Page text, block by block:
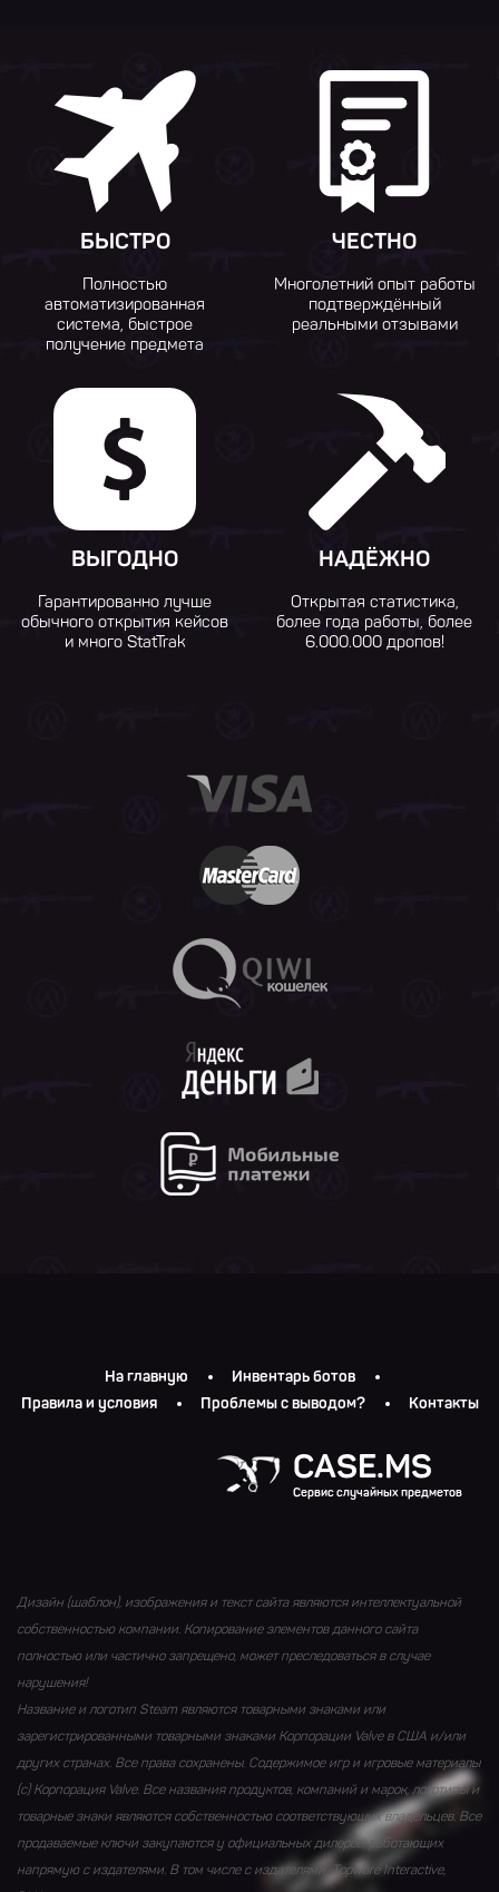
БЫСТРО
Полностью
автоматизированная
система, быстрое
получение предмета
ЧЕСТНО
Многолетний опыт работы
подтверждённый
реальными отзывами
ВЫГОДНО
Гарантированно лучше
обычного открытия кейсов
и много StatTrak
НАДЁЖНО
Открытая статистика,
более года работы, более
6.000.000 дропов!
На главную
Инвентарь ботов
Правила и условия
Проблемы с выводом? Контакты
CASE.MS
Сервис случайных предметов
Дизайн (шаблон), изображения и текст сайта являются интеллектуальной
собственностью компании. Копирование элементов данного сайта
полностью или частично запрещено, может преследоваться в случае
нарушения!
Название и логотип Steam являются товарными знаками или
зарегистрированными товарными знаками Корпорации Valve в США и/или
других странах. Все права сохранены. Содержимое игр и игровые материалы
(с) Корпорация Valve. Все названия продуктов, компаний и марок, логотипы и
товарные знаки являются собственностью соответствующих владельцев. Все
продаваемые ключи закупаются у официальных дилеров, работающих
напрямую с издателями. В том числе с издателями: Topware Interactive,